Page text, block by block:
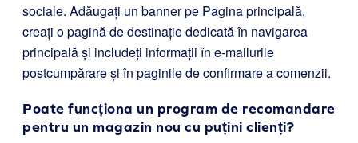
sociale. Adăugați un banner pe Pagina principală,
creați o pagină de destinație dedicată în navigarea
principală și includeți informații în e-mailurile
postcumpărare și în paginile de confirmare a comenzii.
Poate funcționa un program de recomandare
pentru un magazin nou cu puțini clienți?